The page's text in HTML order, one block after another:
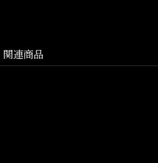
太めの糸を密に織り込んだ平織りのダ
関連商品